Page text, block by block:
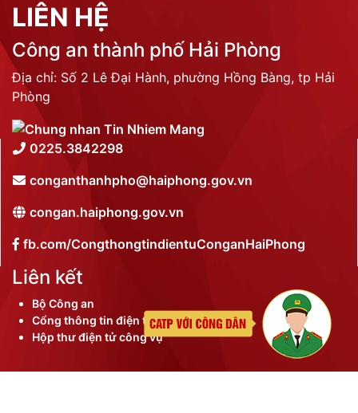
LIÊN HỆ
Công an thành phố Hải Phòng
Địa chỉ: Số 2 Lê Đại Hành, phường Hồng Bàng, tp Hải
Phòng
0225.3842298
conganthanhpho@haiphong.gov.vn
congan.haiphong.gov.vn
fb.com/CongthongtindientuConganHaiPhong
Liên kết
Bộ Công an
Cổng thông tin điện tử thành phố
Hộp thư điện tử công vụ